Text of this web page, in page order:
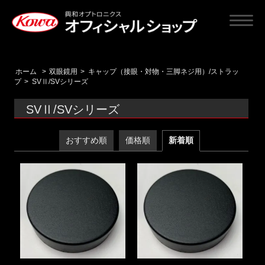
ホーム > 双眼鏡用 > キャップ（接眼・対物・三脚ネジ用）/ストラッ
プ > SVⅡ/SVシリーズ
SVⅡ/SVシリーズ
おすすめ順 価格順 新着順